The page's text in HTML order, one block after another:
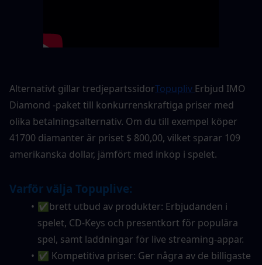
Alternativt gillar tredjepartssidorTopupliv Erbjud IMO
Diamond -paket till konkurrenskraftiga priser med
olika betalningsalternativ. Om du till exempel köper
41700 diamanter är priset $ 800,00, vilket sparar 109
amerikanska dollar, jämfört med inköp i spelet.
Varför välja Topuplive:
✅brett utbud av produkter: Erbjudanden i
spelet, CD-Keys och presentkort för populära
spel, samt laddningar för live streaming-appar.
✅ Kompetitiva priser: Ger några av de billigaste